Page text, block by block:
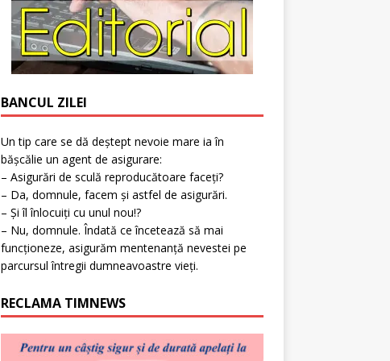
BANCUL ZILEI
Un tip care se dă deștept nevoie mare ia în
bășcălie un agent de asigurare:
– Asigurări de sculă reproducătoare faceți?
– Da, domnule, facem și astfel de asigurări.
– Și îl înlocuiți cu unul nou!?
– Nu, domnule. Îndată ce încetează să mai
funcționeze, asigurăm mentenanță nevestei pe
parcursul întregii dumneavoastre vieți.
RECLAMA TIMNEWS